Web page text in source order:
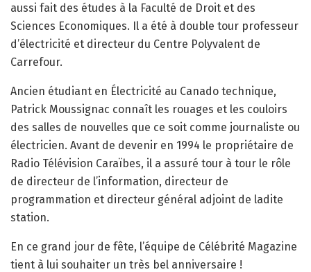
aussi fait des études à la Faculté de Droit et des
Sciences Economiques. Il a été à double tour professeur
d’électricité et directeur du Centre Polyvalent de
Carrefour.
Ancien étudiant en Électricité au Canado technique,
Patrick Moussignac connaît les rouages et les couloirs
des salles de nouvelles que ce soit comme journaliste ou
électricien. Avant de devenir en 1994 le propriétaire de
Radio Télévision Caraïbes, il a assuré tour à tour le rôle
de directeur de l’information, directeur de
programmation et directeur général adjoint de ladite
station.
En ce grand jour de fête, l’équipe de Célébrité Magazine
tient à lui souhaiter un très bel anniversaire !